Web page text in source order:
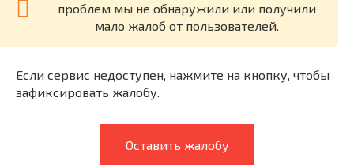
проблем мы не обнаружили или получили
мало жалоб от пользователей.
Если сервис недоступен, нажмите на кнопку, чтобы
зафиксировать жалобу.
Оставить жалобу